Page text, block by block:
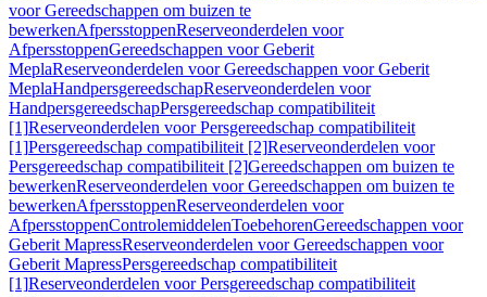
voor Gereedschappen om buizen te
bewerkenAfpersstoppenReserveonderdelen voor
AfpersstoppenGereedschappen voor Geberit
MeplaReserveonderdelen voor Gereedschappen voor Geberit
MeplaHandpersgereedschapReserveonderdelen voor
HandpersgereedschapPersgereedschap compatibiliteit
[1]Reserveonderdelen voor Persgereedschap compatibiliteit
[1]Persgereedschap compatibiliteit [2]Reserveonderdelen voor
Persgereedschap compatibiliteit [2]Gereedschappen om buizen te
bewerkenReserveonderdelen voor Gereedschappen om buizen te
bewerkenAfpersstoppenReserveonderdelen voor
AfpersstoppenControlemiddelenToebehorenGereedschappen voor
Geberit MapressReserveonderdelen voor Gereedschappen voor
Geberit MapressPersgereedschap compatibiliteit
[1]Reserveonderdelen voor Persgereedschap compatibiliteit